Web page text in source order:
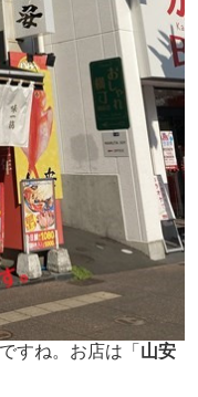
すね。お店は「 山安